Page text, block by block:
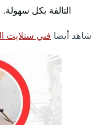
التالفة بكل سهولة.
شاهد أيضا فني ستلايت